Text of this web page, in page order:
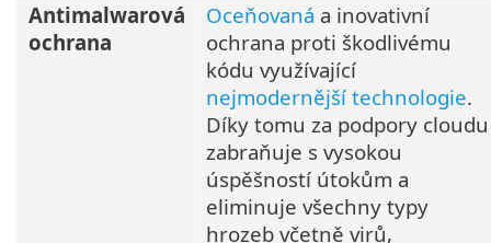
Antimalwarová
ochrana
Oceňovaná a inovativní
ochrana proti škodlivému
kódu využívající
nejmodernější technologie.
Díky tomu za podpory cloudu
zabraňuje s vysokou
úspěšností útokům a
eliminuje všechny typy
hrozeb včetně virů,